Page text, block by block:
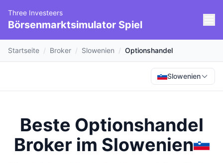
Three Investeers
Börsenmarktsimulator Spiel
Startseite / Broker / Slowenien / Optionshandel
Slowenien
Beste Optionshandel
Broker im Slowenien